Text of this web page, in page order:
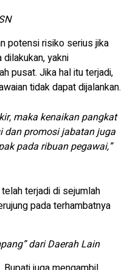
potensi risiko serius jika
yakni
pusat. Jika hal itu terjadi,
tidak dapat dijalankan.
maka kenaikan pangkat
dan promosi jabatan juga
pada ribuan pegawai,”
terjadi di sejumlah
pada terhambatnya
dari Daerah Lain